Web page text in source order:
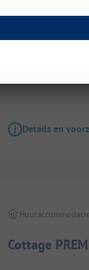
Details en
Cottage
Huuraccommodatie